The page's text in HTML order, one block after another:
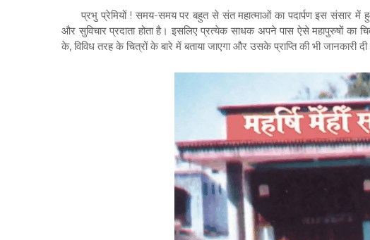
प्रभु प्रेमियों ! समय-समय पर बहुत से संत महात्माओं का पदार्पण इस संसार में
और सुविचार प्रदाता होता है। इसलिए प्रत्येक साधक अपने पास ऐसे महापुरुषों का
के, विविध तरह के चित्रों के बारे में बताया जाएगा और उसके प्राप्ति की भी जानकारी दी